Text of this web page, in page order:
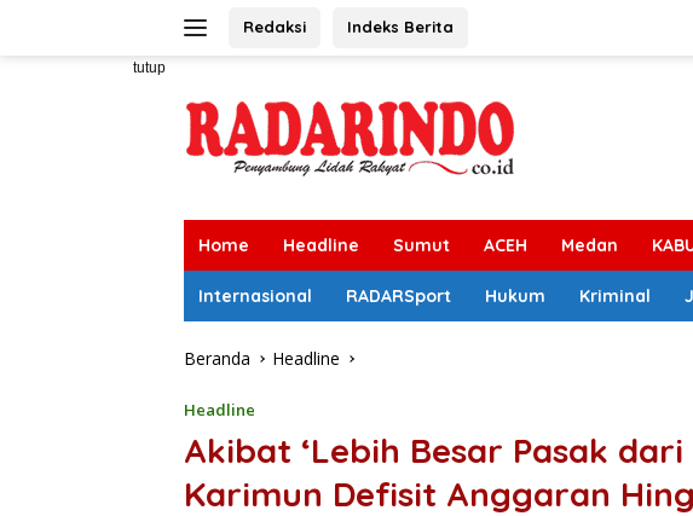
Redaksi Indeks Berita
tutup
Home Headline Sumut ACEH Medan
Internasional RADARSport Hukum Kriminal
Beranda Headline
Headline
Akibat ‘Lebih Besar Pasak dari
Karimun Defisit Anggaran